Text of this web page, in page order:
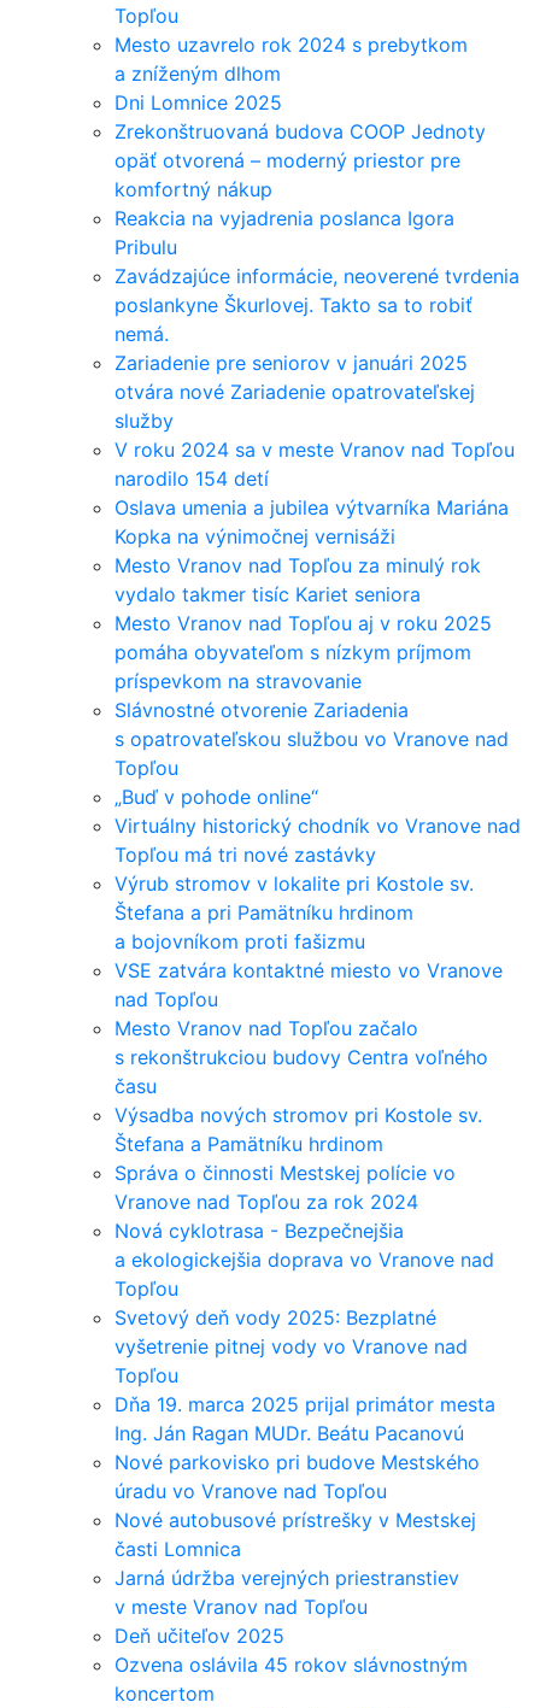
Topľou
Mesto uzavrelo rok 2024 s prebytkom
a zníženým dlhom
Dni Lomnice 2025
Zrekonštruovaná budova COOP Jednoty
opäť otvorená – moderný priestor pre
komfortný nákup
Reakcia na vyjadrenia poslanca Igora
Pribulu
Zavádzajúce informácie, neoverené tvrdenia
poslankyne Škurlovej. Takto sa to robiť
nemá.
Zariadenie pre seniorov v januári 2025
otvára nové Zariadenie opatrovateľskej
služby
V roku 2024 sa v meste Vranov nad Topľou
narodilo 154 detí
Oslava umenia a jubilea výtvarníka Mariána
Kopka na výnimočnej vernisáži
Mesto Vranov nad Topľou za minulý rok
vydalo takmer tisíc Kariet seniora
Mesto Vranov nad Topľou aj v roku 2025
pomáha obyvateľom s nízkym príjmom
príspevkom na stravovanie
Slávnostné otvorenie Zariadenia
s opatrovateľskou službou vo Vranove nad
Topľou
„Buď v pohode online“
Virtuálny historický chodník vo Vranove nad
Topľou má tri nové zastávky
Výrub stromov v lokalite pri Kostole sv.
Štefana a pri Pamätníku hrdinom
a bojovníkom proti fašizmu
VSE zatvára kontaktné miesto vo Vranove
nad Topľou
Mesto Vranov nad Topľou začalo
s rekonštrukciou budovy Centra voľného
času
Výsadba nových stromov pri Kostole sv.
Štefana a Pamätníku hrdinom
Správa o činnosti Mestskej polície vo
Vranove nad Topľou za rok 2024
Nová cyklotrasa - Bezpečnejšia
a ekologickejšia doprava vo Vranove nad
Topľou
Svetový deň vody 2025: Bezplatné
vyšetrenie pitnej vody vo Vranove nad
Topľou
Dňa 19. marca 2025 prijal primátor mesta
Ing. Ján Ragan MUDr. Beátu Pacanovú
Nové parkovisko pri budove Mestského
úradu vo Vranove nad Topľou
Nové autobusové prístrešky v Mestskej
časti Lomnica
Jarná údržba verejných priestranstiev
v meste Vranov nad Topľou
Deň učiteľov 2025
Ozvena oslávila 45 rokov slávnostným
koncertom